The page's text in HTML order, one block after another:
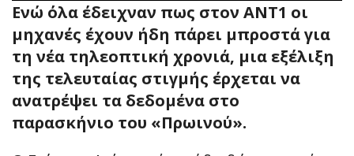
Ενώ όλα έδειχναν πως στον ΑΝΤ1 οι
μηχανές έχουν ήδη πάρει μπροστά για
τη νέα τηλεοπτική χρονιά, μια εξέλιξη
της τελευταίας στιγμής έρχεται να
ανατρέψει τα δεδομένα στο
παρασκήνιο του «Πρωινού».